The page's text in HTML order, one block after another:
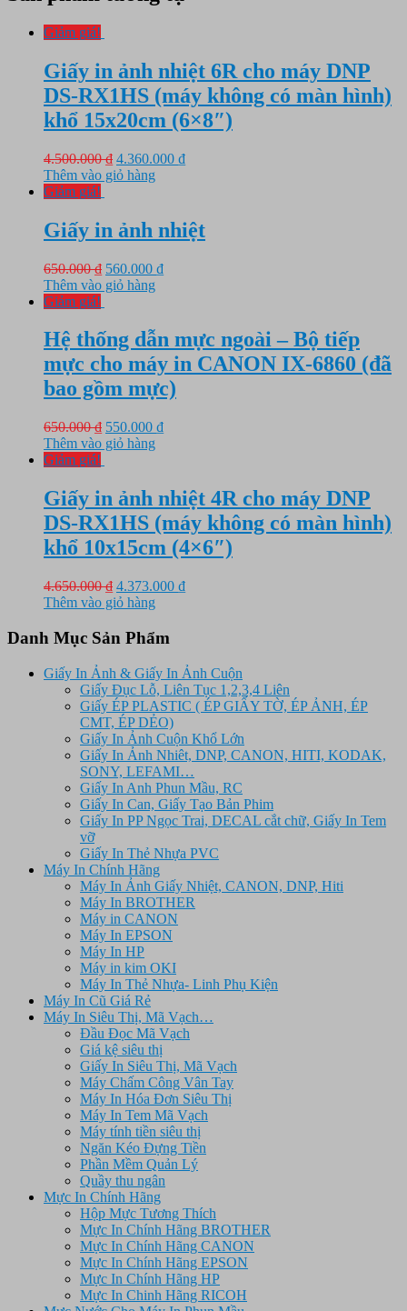
Giảm giá!
Giấy in ảnh nhiệt 6R cho máy DNP
DS-RX1HS (máy không có màn hình)
khổ 15x20cm (6×8″)
4.500.000₫ Giá
gốc
4.360.000 ₫Giá
4.360.000 ₫.
Thêm vào giỏ hàng
Giảm giá!
Giấy in ảnh nhiệt
650.000₫ Giá
gốc
560.000 ₫Giá
560.000 ₫.
Thêm vào giỏ hàng
Giảm giá!
Hệ thống dẫn mực ngoài – Bộ tiếp
mực cho máy in CANON IX-6860 (đã
bao gồm mực)
650.000₫ Giá
gốc
550.000 ₫Giá
550.000 ₫.
Thêm vào giỏ hàng
Giảm giá!
Giấy in ảnh nhiệt 4R cho máy DNP
DS-RX1HS (máy không có màn hình)
khổ 10x15cm (4×6″)
4.650.000₫ Giá
gốc
4.650.000 ₫.
4.373.000 ₫Giá
Thêm vào giỏ hàng
Danh Mục Sản Phẩm
Giấy In Ảnh & Giấy In Ảnh Cuộn
Giấy Đục Lỗ, Liên Tục 1,2,3,4 Liên
Giấy ÉP PLASTIC ( ÉP GIẤY TỜ, ÉP ẢNH, ÉP
CMT, ÉP DẺO)
Giấy In Ảnh Cuộn Khổ Lớn
Giấy In Ảnh Nhiêt, DNP, CANON, HITI, KODAK,
SONY, LEFAMI…
Giấy In Anh Phun Mầu, RC
Giấy In Can, Giấy Tạo Bản Phim
Giấy In PP Ngọc Trai, DECAL cắt chữ, Giấy In Tem
vỡ
Giấy In Thẻ Nhựa PVC
Máy In Chính Hãng
Máy In Ảnh Giấy Nhiệt, CANON, DNP, Hiti
Máy In BROTHER
Máy in CANON
Máy In EPSON
Máy In HP
Máy in kim OKI
Máy In Thẻ Nhựa- Linh Phụ Kiện
Máy In Cũ Giá Rẻ
Máy In Siêu Thị, Mã Vạch…
Đầu Đọc Mã Vạch
Giá kệ siêu thị
Giấy In Siêu Thị, Mã Vạch
Máy Chấm Công Vân Tay
Máy In Hóa Đơn Siêu Thị
Máy In Tem Mã Vạch
Máy tính tiền siêu thị
Ngăn Kéo Đựng Tiền
Phần Mềm Quản Lý
Quầy thu ngân
Mực In Chính Hãng
Hộp Mực Tương Thích
Mực In Chính Hãng BROTHER
Mực In Chính Hãng CANON
Mực In Chính Hãng EPSON
Mực In Chính Hãng HP
Mực In Chinh Hãng RICOH